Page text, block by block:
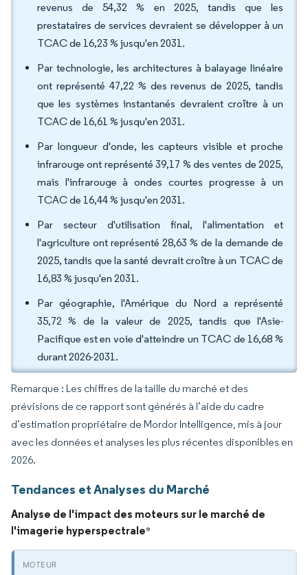
revenus de 54,32 % en 2025, tandis que les
prestataires de services devraient se développer à un
TCAC de 16,23 % jusqu'en 2031.
Par technologie, les architectures à balayage linéaire
ont représenté 47,22 % des revenus de 2025, tandis
que les systèmes instantanés devraient croître à un
TCAC de 16,61 % jusqu'en 2031.
Par longueur d'onde, les capteurs visible et proche
infrarouge ont représenté 39,17 % des ventes de 2025,
mais l'infrarouge à ondes courtes progresse à un
TCAC de 16,44 % jusqu'en 2031.
Par secteur d'utilisation final, l'alimentation et
l'agriculture ont représenté 28,63 % de la demande de
2025, tandis que la santé devrait croître à un TCAC de
16,83 % jusqu'en 2031.
Par géographie, l'Amérique du Nord a représenté
35,72 % de la valeur de 2025, tandis que l'Asie-
Pacifique est en voie d'atteindre un TCAC de 16,68 %
durant 2026-2031.
Remarque : Les chiffres de la taille du marché et des
prévisions de ce rapport sont générés à l’aide du cadre
d’estimation propriétaire de Mordor Intelligence, mis à jour
avec les données et analyses les plus récentes disponibles en
2026.
Tendances et Analyses du Marché
Analyse de l'impact des moteurs sur le marché de
l'imagerie hyperspectrale*